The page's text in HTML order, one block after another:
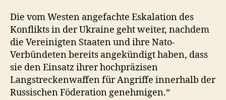
Die vom Westen angefachte Eskalation des
Konflikts in der Ukraine geht weiter, nachdem
die Vereinigten Staaten und ihre Nato-
Verbündeten bereits angekündigt haben, dass
sie den Einsatz ihrer hochpräzisen
Langstreckenwaffen für Angriffe innerhalb der
Russischen Föderation genehmigen.“